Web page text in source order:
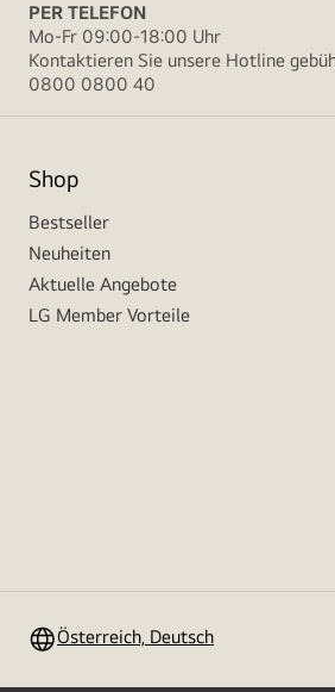
PER TELEFON
Mo-Fr 09:00-18:00 Uhr
Kontaktieren Sie unsere Hotline
0800 0800 40
Shop
Bestseller
Neuheiten
Aktuelle Angebote
LG Member Vorteile
Österreich, Deutsch